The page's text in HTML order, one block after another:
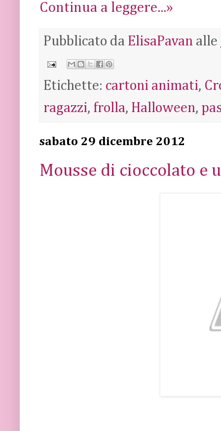
Continua a leggere...»
Pubblicato da ElisaPavan alle
Etichette: cartoni animati,
ragazzi, frolla, Halloween,
sabato 29 dicembre 2012
Mousse di cioccolato e